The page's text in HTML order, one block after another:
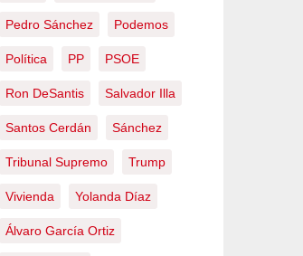
Pedro Sánchez Podemos
Política PP PSOE
Ron DeSantis Salvador Illa
Santos Cerdán Sánchez
Tribunal Supremo Trump
Vivienda Yolanda Díaz
Álvaro García Ortiz